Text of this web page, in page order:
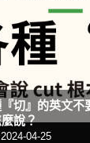
『切』的英文
說？
2024-04-25